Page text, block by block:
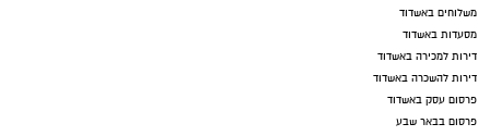
משלוחים באשדוד
מסעדות באשדוד
דירות למכירה באשדוד
דירות להשכרה באשדוד
פרסום עסק באשדוד
פרסום בבאר שבע